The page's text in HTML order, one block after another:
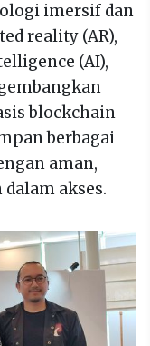
imersif dan
reality (AR),
(AI),
blockchain
berbagai
aman,
akses.